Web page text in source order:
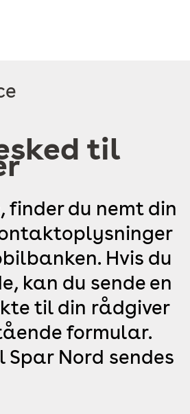
til
finder du nemt din
Hvis du
kan du sende en
til din rådgiver
formular.
Nord sendes